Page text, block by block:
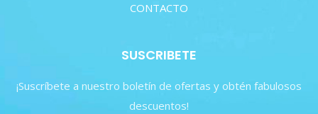
CONTACTO
SUSCRIBETE
¡Suscríbete a nuestro boletín de ofertas y obtén fabulosos
descuentos!